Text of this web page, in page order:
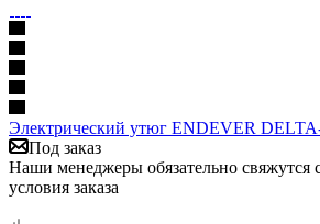
Электрический утюг ENDEVER
Под заказ
Наши менеджеры обязательно свяжутся
условия заказа